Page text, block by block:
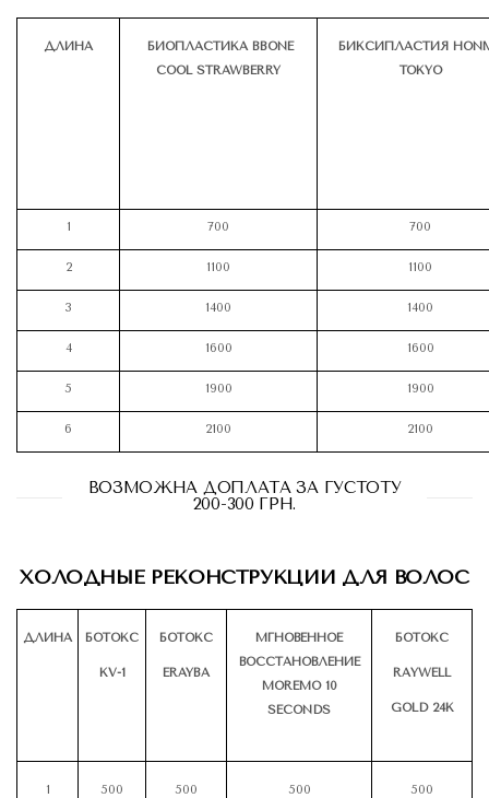
ДЛИНА БИОПЛАСТИКА BBONE
COOL STRAWBERRY
БИКСИПЛАСТИЯ
TOKYO
1 700 700
2 1100 1100
3 1400 1400
4 1600 1600
5 1900 1900
6 2100 2100
ВОЗМОЖНА ДОПЛАТА ЗА ГУСТОТУ
200-300 ГРН.
ХОЛОДНЫЕ РЕКОНСТРУКЦИИ ДЛЯ ВОЛОС
ДЛИНА БОТОКС
KV-1
БОТОКС
ERAYBA
МГНОВЕННОЕ
ВОССТАНОВЛЕНИЕ
MOREMO 10
SECONDS
БОТОКС
RАYWELL
GOLD 24K
1 500 500 500 500